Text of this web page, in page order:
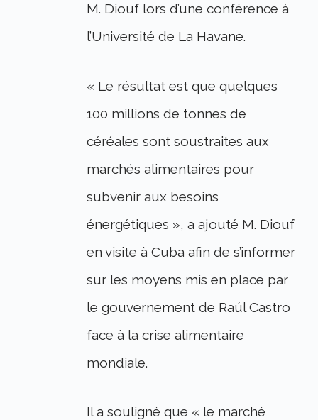
M. Diouf lors d’une conférence à
l’Université de La Havane.
« Le résultat est que quelques
100 millions de tonnes de
céréales sont soustraites aux
marchés alimentaires pour
subvenir aux besoins
énergétiques », a ajouté M. Diouf
en visite à Cuba afin de s’informer
sur les moyens mis en place par
le gouvernement de Raúl Castro
face à la crise alimentaire
mondiale.
Il a souligné que « le marché